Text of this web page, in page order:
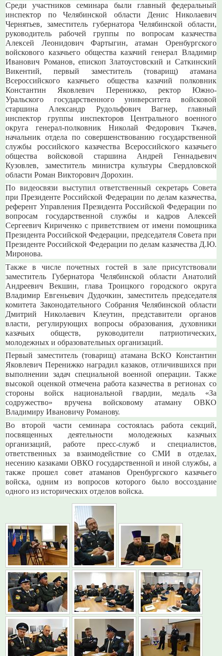
Среди участников семинара были главный федеральный
инспектор по Челябинской области Денис Николаевич
Чернятьев, заместитель губернатора Челябинской области,
руководитель рабочей группы по вопросам казачества
Алексей Леонидович Фартыгин, атаман Оренбургского
войскового казачьего общества казачий генерал Владимир
Иванович Романов, епископ Златоустовский и Саткинский
Викентий, первый заместитель (товарищ) атамана
Всероссийского казачьего общества казачий полковник
Константин Яковлевич Перенижко, ректор Южно-
Уральского государственного университета войсковой
старшина Александр Рудольфович Вагнер, главный
инспектор группы инспекторов Центрального военного
округа генерал-полковник Николай Федорович Ткачев,
начальник отдела по совершенствованию государственной
службы российского казачества Всероссийского казачьего
общества войсковой старшина Андрей Геннадьевич
Кузовлев, заместитель министра культуры Свердловской
области Роман Викторович Дорохин.
По видеосвязи выступил ответственный секретарь Совета
при Президенте Российской Федерации по делам казачества,
референт Управления Президента Российской Федерации по
вопросам государственной службы и кадров Алексей
Сергеевич Кириченко с приветствием от имени помощника
Президента Российской Федерации, председателя Совета при
Президенте Российской Федерации по делам казачества Д.Ю.
Миронова.
Также в числе почетных гостей в зале присутствовали
заместитель Губернатора Челябинской области Анатолий
Андреевич Векшин, глава Троицкого городского округа
Владимир Евгеньевич Дудочкин, заместитель председателя
комитета Законодательного Собрания Челябинской области
Дмитрий Николаевич Клеутин, представители органов
власти, регулирующих вопросы образования, духовники
казачьих обществ, руководители патриотических,
молодежных и образовательных организаций.
Первый заместитель (товарищ) атамана ВсКО Константин
Яковлевич Перенижко наградил казаков, отличившихся при
выполнении задач специальной военной операции. Также
высокой оценкой отмечена работа казачества в регионах со
стороны войск национальной гвардии, медаль «За
содружество» вручена войсковому атаману ОВКО
Владимиру Ивановичу Романову.
Во второй части семинара состоялась работа секций,
посвященных деятельности молодежных казачьих
организаций, работе пресс-служб и специалистов,
ответственных за взаимодействие со СМИ в отделах,
несению казаками ОВКО государственной и иной службы, а
также прошел совет атаманов Оренбургского казачьего
войска, одним из вопросов которого было воссоздание
одного из исторических отделов войска.